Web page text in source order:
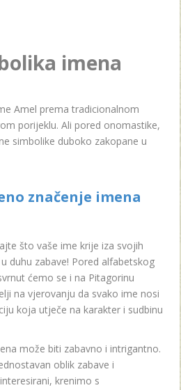
imena
Amel prema tradicionalnom
porijeklu. Ali pored onomastike,
simbolike duboko zakopane u
značenje imena
što vaše ime krije iza svojih
duhu zabave! Pored alfabetskog
ćemo se i na Pitagorinu
na vjerovanju da svako ime nosi
koja utječe na karakter i sudbinu
može biti zabavno i intrigantno.
oblik zabave i
krenimo s